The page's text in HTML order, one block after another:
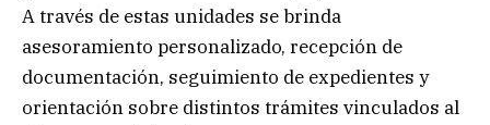
A través de estas unidades se brinda
asesoramiento personalizado, recepción de
documentación, seguimiento de expedientes y
orientación sobre distintos trámites vinculados al